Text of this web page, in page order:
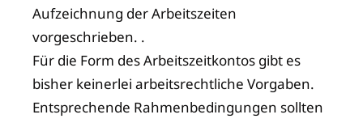
Aufzeichnung der Arbeitszeiten
vorgeschrieben. .
Für die Form des Arbeitszeitkontos gibt es
bisher keinerlei arbeitsrechtliche Vorgaben.
Entsprechende Rahmenbedingungen sollten